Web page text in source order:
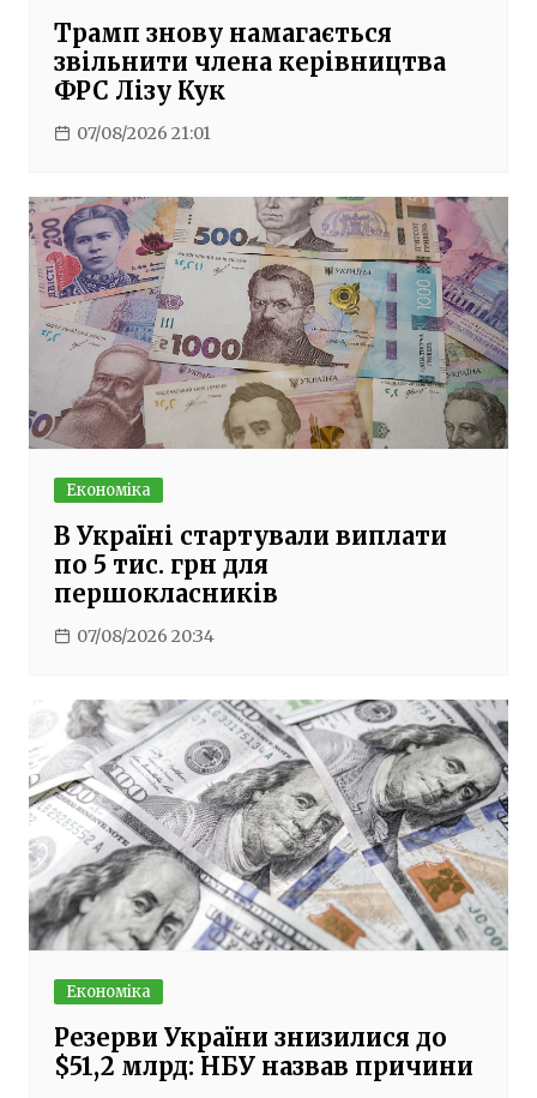
Трамп знову намагається
звільнити члена керівництва
ФРС Лізу Кук
07/08/2026 21:01
Економіка
В Україні стартували виплати
по 5 тис. грн для
першокласників
07/08/2026 20:34
Економіка
Резерви України знизилися до
$51,2 млрд: НБУ назвав причини